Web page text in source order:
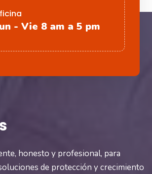
- Vie 8 am a 5 pm
honesto y profesional, para
de protección y crecimiento